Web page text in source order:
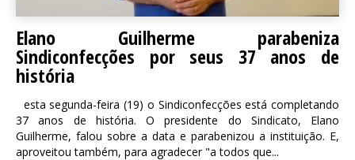
Elano Guilherme parabeniza
Sindiconfecções por seus 37 anos de
história
esta segunda-feira (19) o Sindiconfecções está completando
37 anos de história. O presidente do Sindicato, Elano
Guilherme, falou sobre a data e parabenizou a instituição. E,
aproveitou também, para agradecer "a todos que...